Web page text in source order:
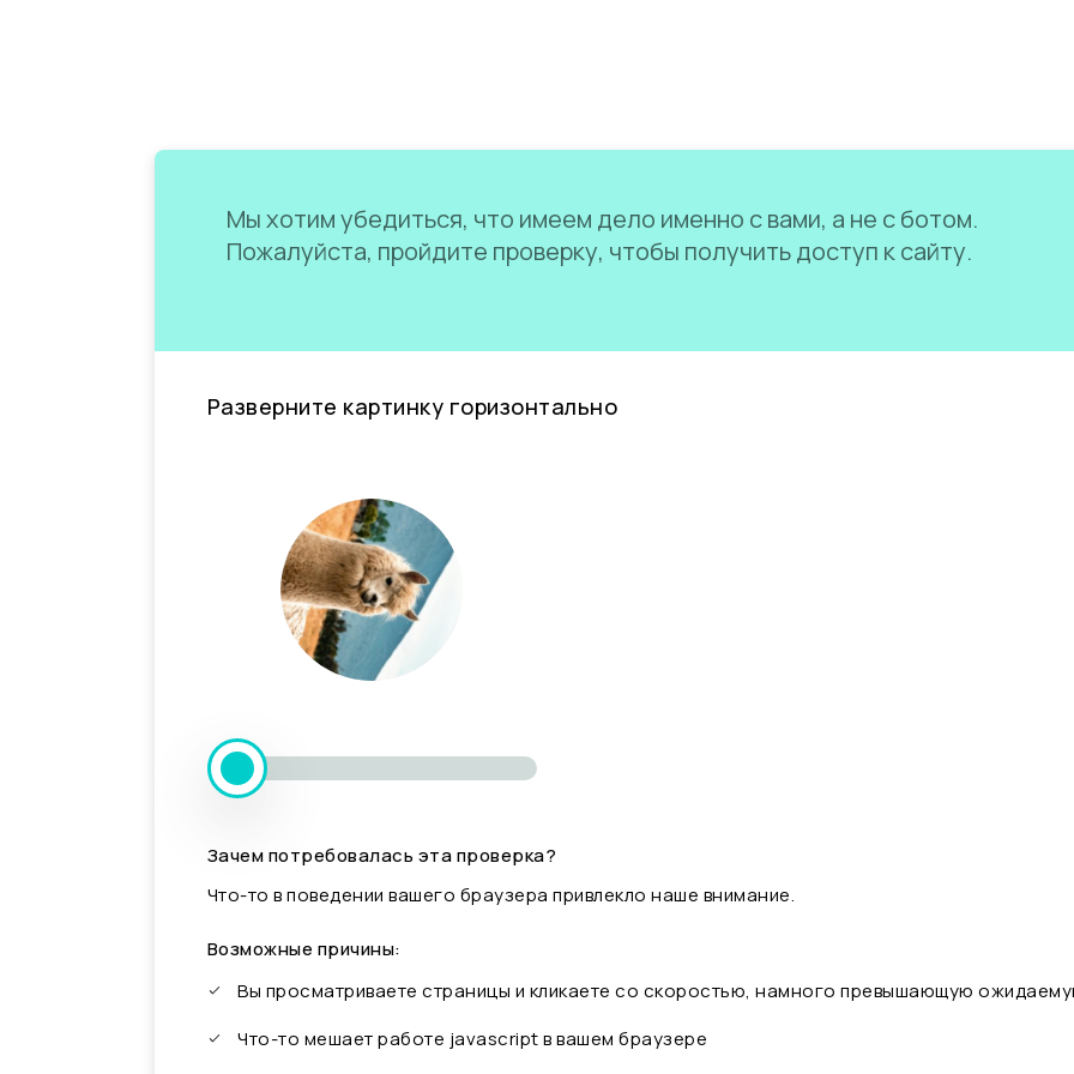
Мы хотим убедиться, что имеем дело именно с вами, а не с ботом.
Пожалуйста, пройдите проверку, чтобы получить доступ к сайту.
Разверните картинку горизонтально
Зачем потребовалась эта проверка?
Что-то в поведении вашего браузера привлекло наше внимание.
Возможные причины:
Вы просматриваете страницы и кликаете со скоростью, намного превышающую
Что-то мешает работе javascript в вашем браузере